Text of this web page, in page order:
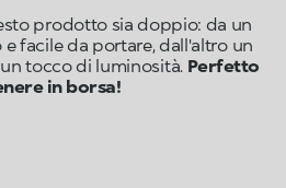
prodotto sia doppio: da un
facile da portare, dall'altro un
tocco di luminosità. Perfetto
in borsa!